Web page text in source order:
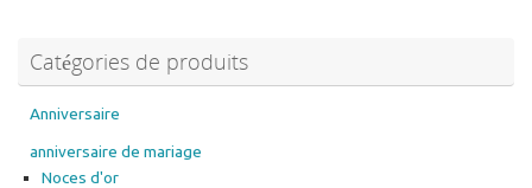
être
choisies
page
Catégories de produits
Anniversaire
anniversaire de mariage
Noces d'or